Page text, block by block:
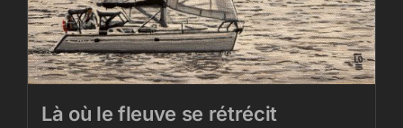
Là où le fleuve se rétrécit